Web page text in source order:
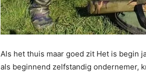
Als het thuis maar goed zit Het is begin
als beginnend zelfstandig ondernemer,